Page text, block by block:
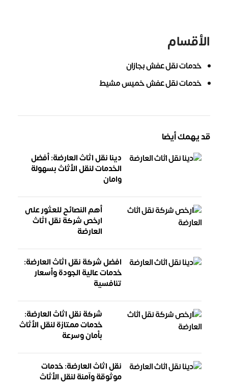
الأقسام
خدمات نقل عفش بجازان
خدمات نقل عفش خميس مشيط
قد يهمك أيضا
دينا نقل اثاث العارضة: أفضل
الخدمات لنقل الأثاث بسهولة
وامان
أهم النصائح للعثور على
ارخص شركة نقل اثاث
العارضة
افضل شركة نقل اثاث العارضة:
خدمات عالية الجودة وأسعار
تنافسية
شركة نقل اثاث العارضة:
خدمات ممتازة لنقل الأثاث
بأمان وسرعة
نقل اثاث العارضة: خدمات
موثوقة وآمنة لنقل الأثاث